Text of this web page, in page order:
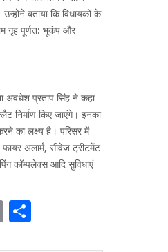
बताया कि विधायकों के
गृह पूर्णत: भूकंप और
अवधेश प्रताप सिंह ने कहा
निर्माण किए जाएंगे। इनका
का लक्ष्य है। परिसर में
फायर अलार्म, सीवेज ट्रीटमेंट
कॉम्पलेक्स आदि सुविधाएं
Email